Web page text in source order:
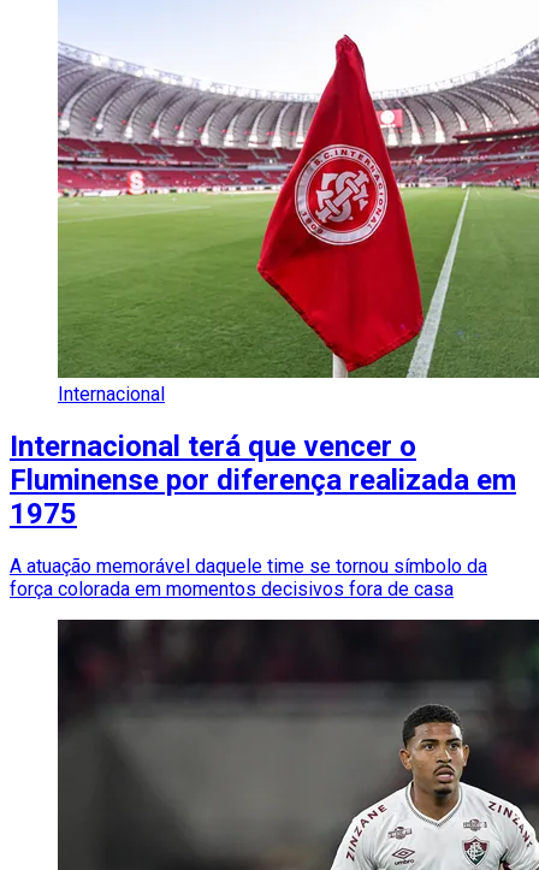
Internacional
Internacional terá que vencer o
Fluminense por diferença realizada em
1975
A atuação memorável daquele time se tornou símbolo da
força colorada em momentos decisivos fora de casa